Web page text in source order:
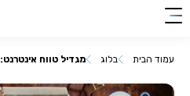
click
here
עמוד הבית בלוג מגדיל טווח אינטרנט: Wi-Fi חזק בכל פינה בבית